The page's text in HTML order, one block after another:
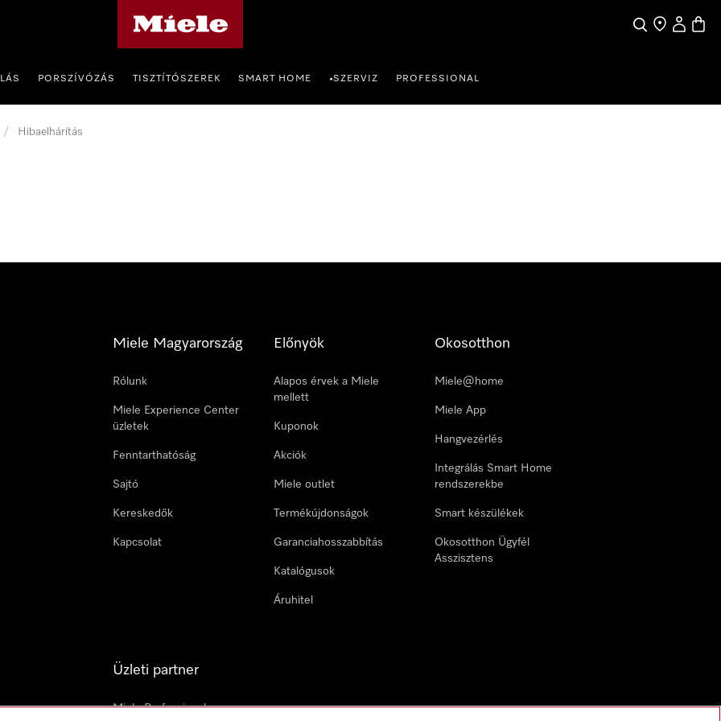
KeresesÜzletkereső
Saját profil
PORSZÍVÓZÁS TISZTÍTÓSZEREK SMART HOME •SZERVIZ PROFESSIONAL
/ Hibaelhárítás
Miele Magyarország
Rólunk
Miele Experience Center
üzletek
Fenntarthatóság
Sajtó
Kereskedők
Kapcsolat
Előnyök
Alapos érvek a Miele
mellett
Kuponok
Akciók
Miele outlet
Termékújdonságok
Garanciahosszabbítás
Katalógusok
Áruhitel
Okosotthon
Miele@home
Miele App
Hangvezérlés
Integrálás Smart Home
rendszerekbe
Smart készülékek
Okosotthon Ügyfél
Asszisztens
Üzleti partner
Miele Professional